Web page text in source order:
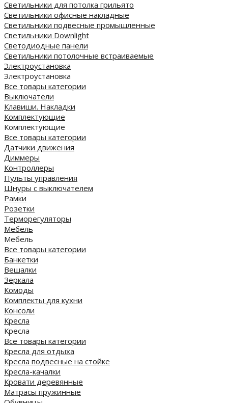
Светильники для потолка грильято
Светильники офисные накладные
Светильники подвесные промышленные
Светильники Downlight
Светодиодные панели
Cветильники потолочные встраиваемые
Электроустановка
Электроустановка
Все товары категории
Выключатели
Клавиши. Накладки
Комплектующие
Комплектующие
Все товары категории
Датчики движения
Диммеры
Контроллеры
Пульты управления
Шнуры с выключателем
Рамки
Розетки
Терморегуляторы
Мебель
Мебель
Все товары категории
Банкетки
Вешалки
Зеркала
Комоды
Комплекты для кухни
Консоли
Кресла
Кресла
Все товары категории
Кресла для отдыха
Кресла подвесные на стойке
Кресла-качалки
Кровати деревянные
Матрасы пружинные